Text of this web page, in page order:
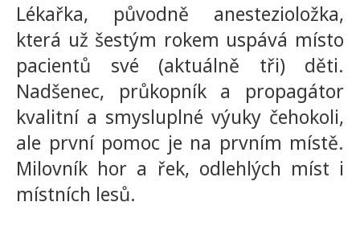
Lékařka, původně anestezioložka,
která už šestým rokem uspává místo
pacientů své (aktuálně tři) děti.
Nadšenec, průkopník a propagátor
kvalitní a smysluplné výuky čehokoli,
ale první pomoc je na prvním místě.
Milovník hor a řek, odlehlých míst i
místních lesů.